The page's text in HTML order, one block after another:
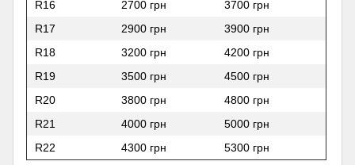
R16
2700 грн
3700 грн
R17
2900 грн
3900 грн
R18
3200 грн
4200 грн
R19
3500 грн
4500 грн
R20
3800 грн
4800 грн
R21
4000 грн
5000 грн
R22
4300 грн 5300 грн